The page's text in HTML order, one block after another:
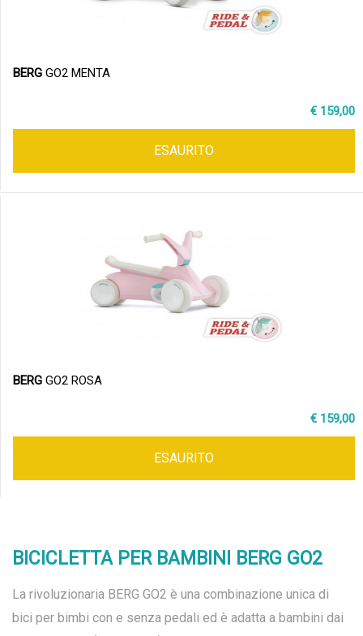
BERG GO2 MENTA
€ 159,00
ESAURITO
BERG GO2 ROSA
€ 159,00
ESAURITO
BICICLETTA PER BAMBINI BERG GO2
La rivoluzionaria BERG GO2 è una combinazione unica di
bici per bimbi con e senza pedali ed è adatta a bambini dai